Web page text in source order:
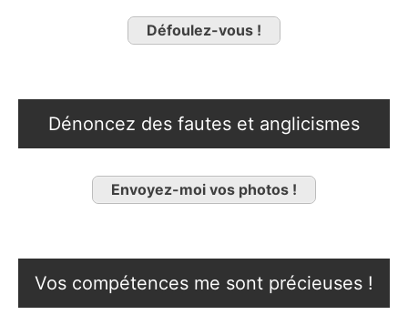
Défoulez-vous !
Dénoncez des fautes et anglicismes
Envoyez-moi vos photos !
Vos compétences me sont précieuses !